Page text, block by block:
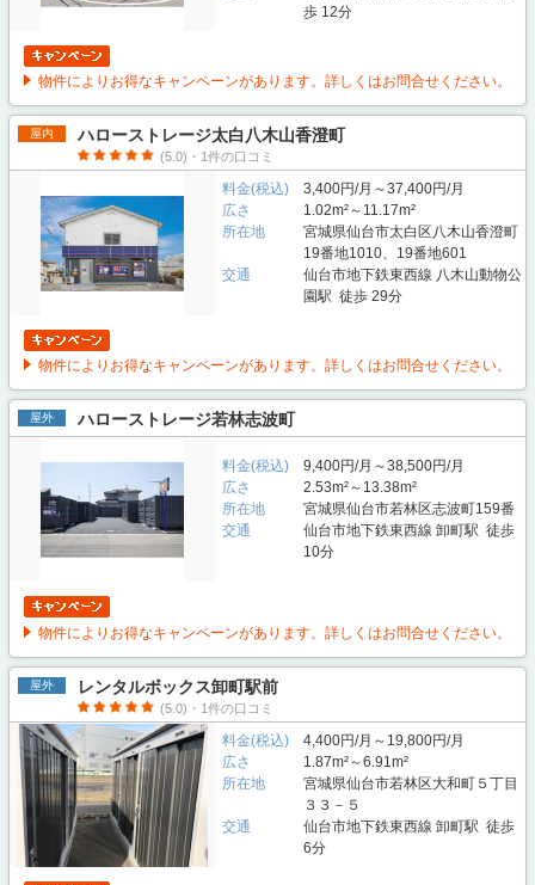
歩 12分
物件によりお得なキャンペーンがあります。詳しくはお問合せください。
屋内 ハローストレージ太白八木山香澄町
(5.0)・1件の口コミ
料金(税込)
3,400円/月～37,400円/月
広さ
1.02m²～11.17m²
所在地
宮城県仙台市太白区八木山香澄町
19番地1010、19番地601
交通
仙台市地下鉄東西線 八木山動物公
園駅 徒歩 29分
物件によりお得なキャンペーンがあります。詳しくはお問合せください。
屋外 ハローストレージ若林志波町
料金(税込)
9,400円/月～38,500円/月
広さ
2.53m²～13.38m²
所在地
宮城県仙台市若林区志波町159番
交通
仙台市地下鉄東西線 卸町駅 徒歩
10分
物件によりお得なキャンペーンがあります。詳しくはお問合せください。
屋外 レンタルボックス卸町駅前
(5.0)・1件の口コミ
料金(税込)
4,400円/月～19,800円/月
広さ
1.87m²～6.91m²
所在地
宮城県仙台市若林区大和町５丁目
３３－５
交通
仙台市地下鉄東西線 卸町駅 徒歩
6分